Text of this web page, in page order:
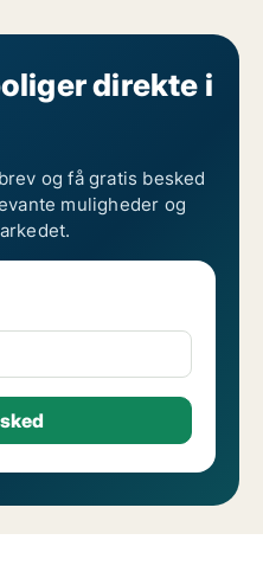
direkte i
og få gratis besked
muligheder og